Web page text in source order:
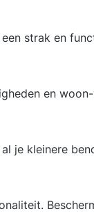
strak en
en
je kleinere